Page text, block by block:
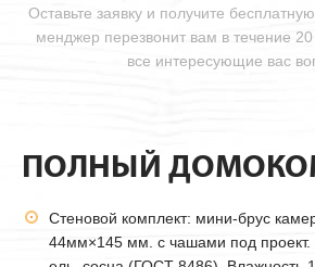
Оставьте заявку и получите
менджер перезвонит вам в течение 20
все интересующие вас
ПОЛНЫЙ
Стеновой комплект: мини-брус
44мм×145 мм. с чашами под